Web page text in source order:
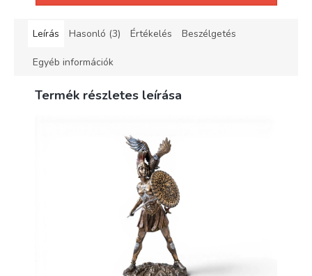
Leírás Hasonló (3) Értékelés Beszélgetés
Egyéb információk
Termék részletes leírása